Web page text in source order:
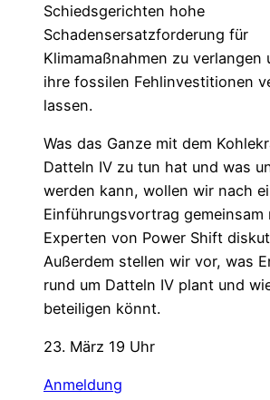
Schiedsgerichten hohe
Schadensersatzforderung für
Klimamaßnahmen zu verlangen
ihre fossilen Fehlinvestitionen
lassen.
Was das Ganze mit dem
Datteln IV zu tun hat und was
werden kann, wollen wir nach
Einführungsvortrag gemeinsam
Experten von Power Shift
Außerdem stellen wir vor, was
rund um Datteln IV plant und
beteiligen könnt.
23. März 19 Uhr
Anmeldung